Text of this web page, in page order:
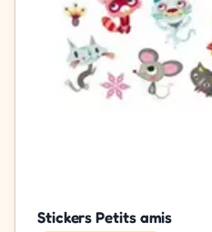
Stickers Petits amis